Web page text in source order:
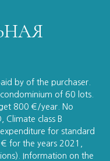
by of the purchaser.
of 60 lots.
800 €/year. No
Climate class B
for standard
for the years 2021,
Information on the